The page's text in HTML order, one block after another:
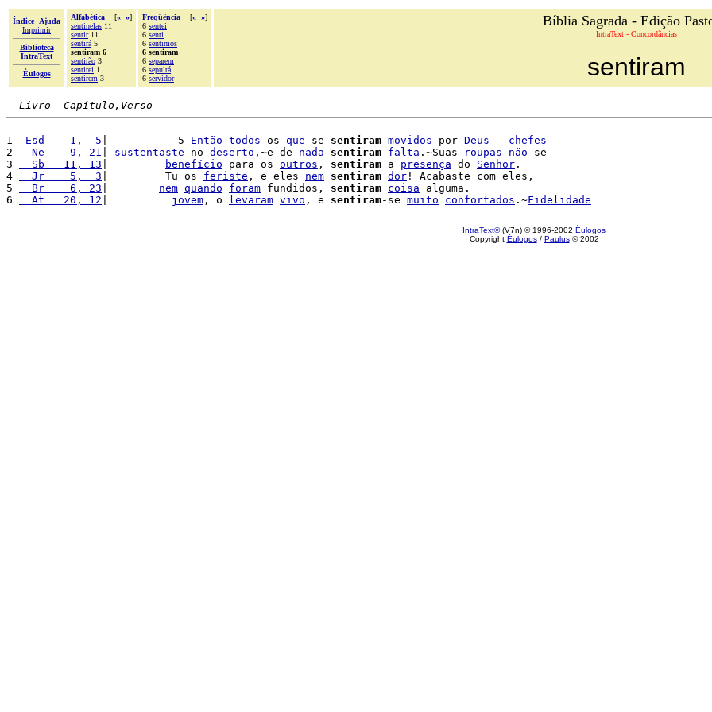
Índice
Ajuda
Imprimir
Biblioteca
IntraText
Èulogos
Alfabética [« »]
sentinelas 11
sentir11
sentirá 5
sentiram 6
sentirão 3
sentirei 1
sentirem 3
Freqüência [« »]
6 sentei
6 senti
6 sentimos
6 sentiram
6 separem
6 sepultá
6 servidor
Bíblia Sagrada - Edição
IntraText - Concordâncias
sentiram
Livro  Capítulo,Verso
1 Esd    1,  5 |           5 Então todos os que se sentiram movidos por Deus - chefes
2
  Ne    9, 21
sustentaste no deserto ,~e de nada sentiram falta .~Suas roupas não se
3
  Sb   11, 13
benefício para os outros , sentiram a presença do Senhor .
4
  Jr    5,  3
|         Tu os feriste , e eles nem sentiram dor ! Acabaste com eles,
5
  Br    6, 23
nem quando foram fundidos, sentiram coisa alguma.
6
  At   20, 12
jovem , o levaram vivo , e sentiram-se muito confortados .~Fidelidade
IntraText®(V7n) © 1996-2002 Èulogos
Copyright Èulogos/ Paulus© 2002